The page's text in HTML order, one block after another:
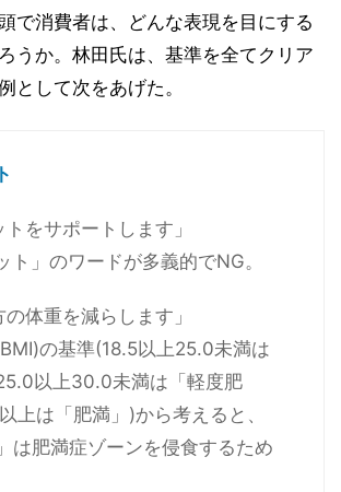
で消費者は、どんな表現を目にする
うか。林田氏は、基準を全てクリア
として次をあげた。
をサポートします」
」のワードが多義的でNG。
体重を減らします」
の基準(18.5以上25.0未満は
以上30.0未満は「軽度肥
上は「肥満」)から考えると、
は肥満症ゾーンを侵食するため